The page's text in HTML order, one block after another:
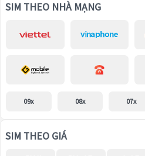
SIM THEO NHÀ MẠNG
09x 08x 07x
SIM THEO GIÁ